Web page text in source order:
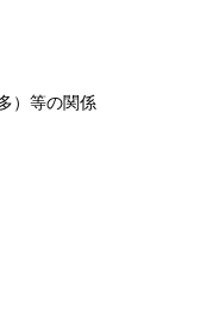
）等の関係